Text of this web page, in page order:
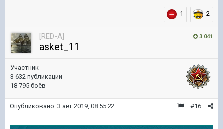
1 2
3 041
[RED-A]
asket_11
Участник
3 632 публикации
18 795 боёв
#16
Опубликовано: 3 авг 2019, 08:55:22